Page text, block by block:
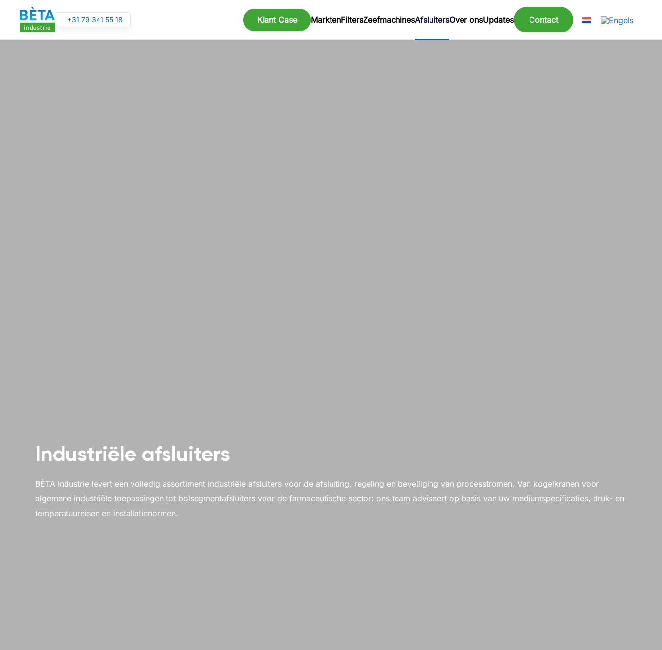
Overslaan en naar de inhoud gaan
+31 79 341 55 18 Klant Case MarktenFiltersZeefmachinesAfsluitersOver onsUpdates Contact
Industriële afsluiters
BÈTA Industrie levert een volledig assortiment industriële afsluiters voor de afsluiting, regeling en beveiliging van processtromen. Van kogelkranen voor
algemene industriële toepassingen tot bolsegmentafsluiters voor de farmaceutische sector: ons team adviseert op basis van uw mediumspecificaties, druk- en
temperatuureisen en installatienormen.